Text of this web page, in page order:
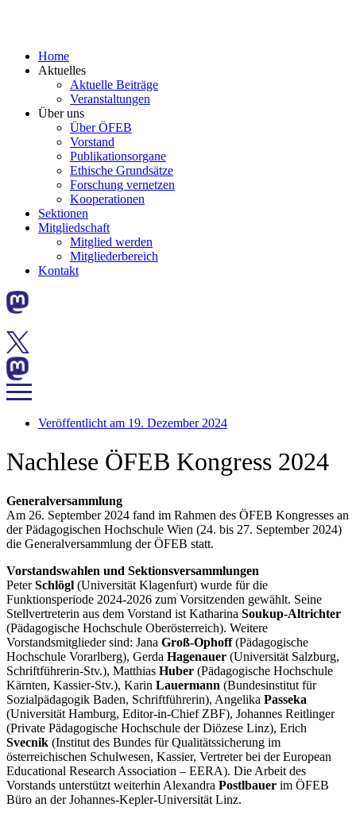
Home
Aktuelles
Aktuelle Beiträge
Veranstaltungen
Über uns
Über ÖFEB
Vorstand
Publikationsorgane
Ethische Grundsätze
Forschung vernetzen
Kooperationen
Sektionen
Mitgliedschaft
Mitglied werden
Mitgliederbereich
Kontakt
Veröffentlicht am 19. Dezember 2024
Nachlese ÖFEB Kongress 2024
Generalversammlung
Am 26. September 2024 fand im Rahmen des ÖFEB Kongresses an
der Pädagogischen Hochschule Wien (24. bis 27. September 2024)
die Generalversammlung der ÖFEB statt.
Vorstandswahlen und Sektionsversammlungen
PeterSchlögl (Universität Klagenfurt) wurde für die
Funktionsperiode 2024-2026 zum Vorsitzenden gewählt. Seine
Stellvertreterin aus dem Vorstand ist Katharina Soukup-Altrichter
(Pädagogische Hochschule Oberösterreich). Weitere
Vorstandsmitglieder sind: Jana Groß-Ophoff(Pädagogische
Hochschule Vorarlberg), Gerda Hagenauer (Universität Salzburg,
Schriftführerin-Stv.), Matthias Huber (Pädagogische Hochschule
Kärnten, Kassier-Stv.), Karin Lauermann (Bundesinstitut für
Sozialpädagogik Baden, Schriftführerin), Angelika Passeka
(Universität Hamburg, Editor-in-Chief ZBF), Johannes Reitlinger
(Private Pädagogische Hochschule der Diözese Linz), Erich
Svecnik (Institut des Bundes für Qualitätssicherung im
österreichischen Schulwesen, Kassier, Vertreter bei der European
Educational Research Association – EERA). Die Arbeit des
Vorstands unterstützt weiterhin Alexandra Postlbauer im ÖFEB
Büro an der Johannes-Kepler-Universität Linz.